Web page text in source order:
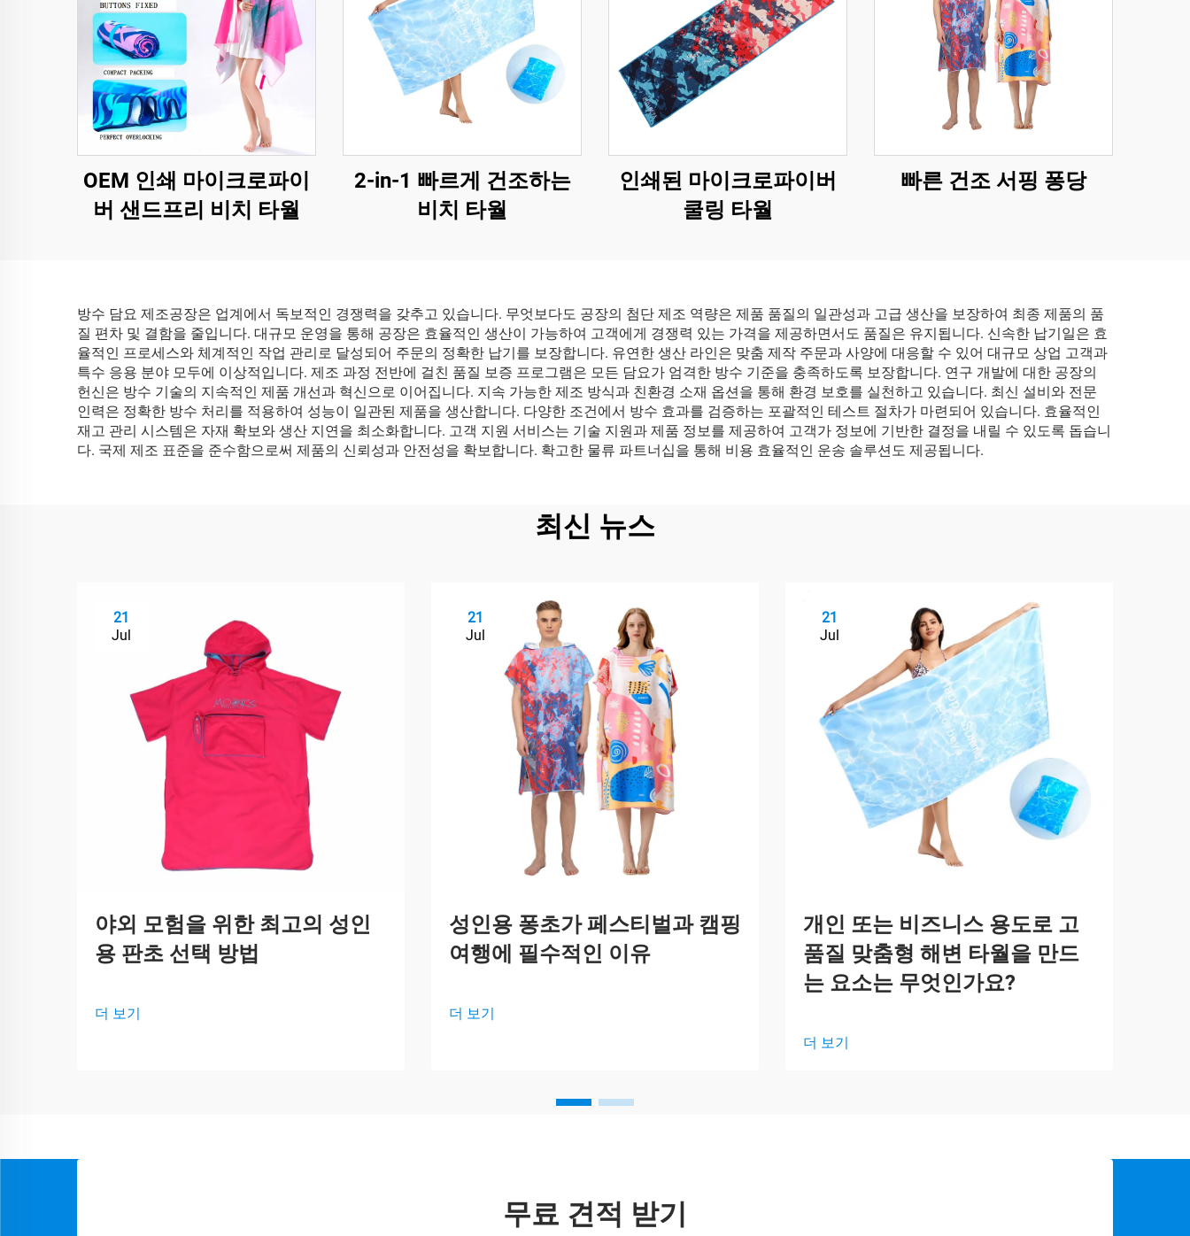
OEM 인쇄 마이크로파이
버 샌드프리 비치 타월
2-in-1 빠르게 건조하는
비치 타월
인쇄된 마이크로파이버
쿨링 타월
빠른 건조 서핑 퐁당
방수 담요 제조공장은 업계에서 독보적인 경쟁력을 갖추고 있습니다. 무엇보다도 공장의 첨단 제조 역량은 제품 품질의 일관성과 고급 생산을 보장하여 최종 제품의 품
질 편차 및 결함을 줄입니다. 대규모 운영을 통해 공장은 효율적인 생산이 가능하여 고객에게 경쟁력 있는 가격을 제공하면서도 품질은 유지됩니다. 신속한 납기일은 효
율적인 프로세스와 체계적인 작업 관리로 달성되어 주문의 정확한 납기를 보장합니다. 유연한 생산 라인은 맞춤 제작 주문과 사양에 대응할 수 있어 대규모 상업 고객과
특수 응용 분야 모두에 이상적입니다. 제조 과정 전반에 걸친 품질 보증 프로그램은 모든 담요가 엄격한 방수 기준을 충족하도록 보장합니다. 연구 개발에 대한 공장의
헌신은 방수 기술의 지속적인 제품 개선과 혁신으로 이어집니다. 지속 가능한 제조 방식과 친환경 소재 옵션을 통해 환경 보호를 실천하고 있습니다. 최신 설비와 전문
인력은 정확한 방수 처리를 적용하여 성능이 일관된 제품을 생산합니다. 다양한 조건에서 방수 효과를 검증하는 포괄적인 테스트 절차가 마련되어 있습니다. 효율적인
재고 관리 시스템은 자재 확보와 생산 지연을 최소화합니다. 고객 지원 서비스는 기술 지원과 제품 정보를 제공하여 고객가 정보에 기반한 결정을 내릴 수 있도록 돕습니
다. 국제 제조 표준을 준수함으로써 제품의 신뢰성과 안전성을 확보합니다. 확고한 물류 파트너십을 통해 비용 효율적인 운송 솔루션도 제공됩니다.
최신 뉴스
21
Jul
야외 모험을 위한 최고의 성인
용 판초 선택 방법
더 보기
21
Jul
성인용 퐁초가 페스티벌과 캠핑
여행에 필수적인 이유
더 보기
21
Jul
개인 또는 비즈니스 용도로 고
품질 맞춤형 해변 타월을 만드
는 요소는 무엇인가요?
더 보기
무료 견적 받기